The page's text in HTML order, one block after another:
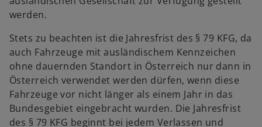
werden.
Stets zu beachten ist die Jahresfrist des § 79 KFG, da
auch Fahrzeuge mit ausländischem Kennzeichen
ohne dauernden Standort in Österreich nur dann in
Österreich verwendet werden dürfen, wenn diese
Fahrzeuge vor nicht länger als einem Jahr in das
Bundesgebiet eingebracht wurden. Die Jahresfrist
des § 79 KFG beginnt bei jedem Verlassen und